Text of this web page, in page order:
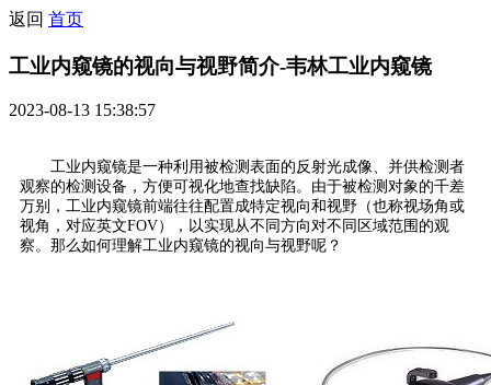
返回 首页
工业内窥镜的视向与视野简介-韦林工业内窥镜
2023-08-13 15:38:57
工业内窥镜是一种利用被检测表面的反射光成像、并供检测者
观察的检测设备，方便可视化地查找缺陷。由于被检测对象的千差
万别，工业内窥镜前端往往配置成特定视向和视野（也称视场角或
视角，对应英文FOV），以实现从不同方向对不同区域范围的观
察。那么如何理解工业内窥镜的视向与视野呢？